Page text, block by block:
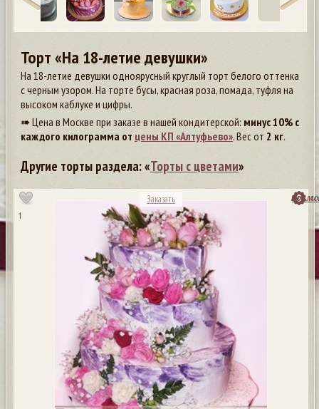
Торт «На 18-летие девушки»
На 18-летие девушки одноярусный круглый торт белого оттенка
с черным узором. На торте бусы, красная роза, помада, туфля на
высоком каблуке и цифры.
➠ Цена в Москве при заказе в нашей кондитерской: минус 10% с
каждого килограмма от цены КП «Алтуфьево». Вес от 2 кг.
Другие торты раздела: «Торты с цветами»
1
Заказать